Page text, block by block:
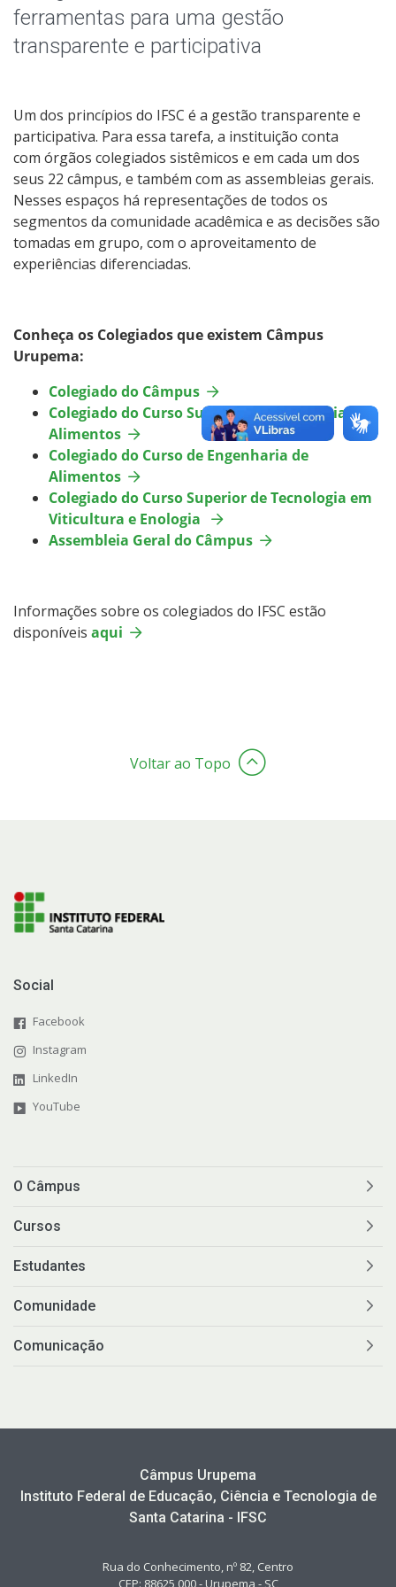
Colegiado de Engenharia de Alimentos
ferramentas para uma gestão
transparente e participativa
Um dos princípios do IFSC é a gestão transparente e
participativa. Para essa tarefa, a instituição conta
com órgãos colegiados sistêmicos e em cada um dos
seus 22 câmpus, e também com as assembleias gerais.
Nesses espaços há representações de todos os
segmentos da comunidade acadêmica e as decisões são
tomadas em grupo, com o aproveitamento de
experiências diferenciadas.
Conheça os Colegiados que existem Câmpus
Urupema:
Colegiado do Câmpus
Colegiado do Curso Superior de Tecnologia de
Alimentos
Colegiado do Curso de Engenharia de
Alimentos
Colegiado do Curso Superior de Tecnologia em
Viticultura e Enologia
Assembleia Geral do Câmpus
Informações sobre os colegiados do IFSC estão
disponíveis aqui
Voltar ao Topo
Social
Facebook
Instagram
LinkedIn
YouTube
O Câmpus
Cursos
Estudantes
Comunidade
Comunicação
Câmpus Urupema
Instituto Federal de Educação, Ciência e Tecnologia de
Santa Catarina - IFSC
Rua do Conhecimento, nº 82, Centro
CEP: 88625 000 - Urupema - SC